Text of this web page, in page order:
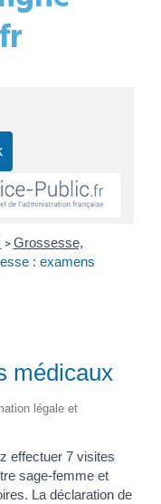
> Grossesse,
: examens
médicaux
légale et
effectuer 7 visites
sage-femme et
La déclaration de